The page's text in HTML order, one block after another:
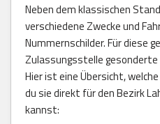
Neben dem klassischen
verschiedene Zwecke und
Nummernschilder. Für diese
Zulassungsstelle
Hier ist eine Übersicht,
du sie direkt für den Bezirk
kannst: